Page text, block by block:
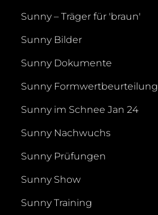
Sunny – Träger für 'braun'
Sunny Bilder
Sunny Dokumente
Sunny Formwertbeurteilung
Sunny im Schnee Jan 24
Sunny Nachwuchs
Sunny Prüfungen
Sunny Show
Sunny Training